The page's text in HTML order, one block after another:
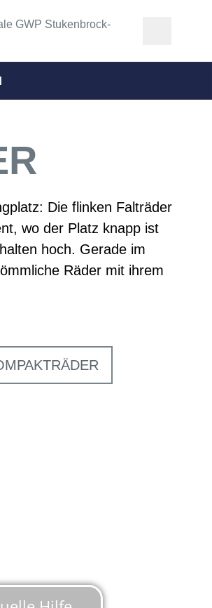
GWP Stukenbrock-
Die flinken Falträder
wo der Platz knapp ist
hoch. Gerade im
Räder mit ihrem